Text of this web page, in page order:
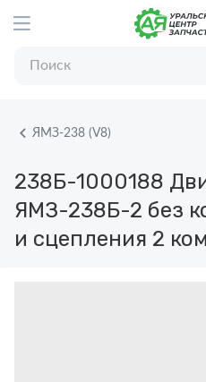
ЯМЗ-238 (V8)
238Б-1000188
ЯМЗ-238Б-2 без
и сцепления 2